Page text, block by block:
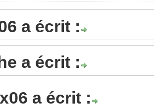
a écrit :
a écrit :
a écrit :